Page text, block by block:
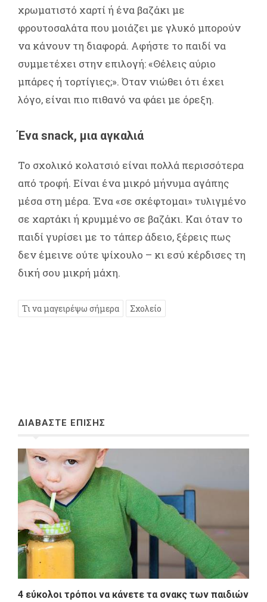
χρωματιστό χαρτί ή ένα βαζάκι με
φρουτοσαλάτα που μοιάζει με γλυκό μπορούν
να κάνουν τη διαφορά. Αφήστε το παιδί να
συμμετέχει στην επιλογή: «Θέλεις αύριο
μπάρες ή τορτίγιες;». Όταν νιώθει ότι έχει
λόγο, είναι πιο πιθανό να φάει με όρεξη.
Ένα snack, μια αγκαλιά
Το σχολικό κολατσιό είναι πολλά περισσότερα
από τροφή. Είναι ένα μικρό μήνυμα αγάπης
μέσα στη μέρα. Ένα «σε σκέφτομαι» τυλιγμένο
σε χαρτάκι ή κρυμμένο σε βαζάκι. Και όταν το
παιδί γυρίσει με το τάπερ άδειο, ξέρεις πως
δεν έμεινε ούτε ψίχουλο – κι εσύ κέρδισες τη
δική σου μικρή μάχη.
Τι να μαγειρέψω σήμερα Σχολείο
ΔΙΑΒΑΣΤΕ ΕΠΙΣΗΣ
4 εύκολοι τρόποι να κάνετε τα σνακς των παιδιών